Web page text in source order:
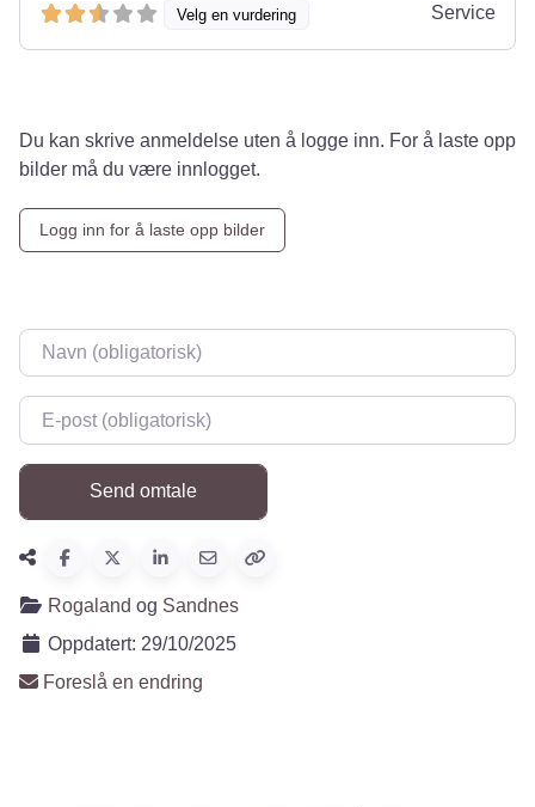
Velg en vurdering Service
Du kan skrive anmeldelse uten å logge inn. For å laste opp
bilder må du være innlogget.
Logg inn for å laste opp bilder
Navn
E-post
Rogaland og Sandnes
Oppdatert: 29/10/2025
Foreslå en endring